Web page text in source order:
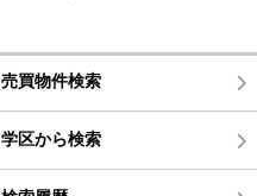
売買物件検索
学区から検索